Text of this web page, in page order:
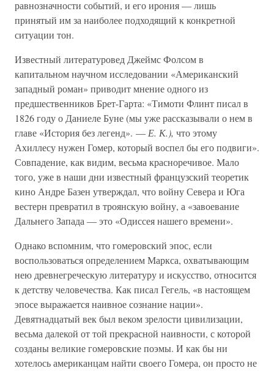
равнозначности событий, и его ирония — лишь
принятый им за наиболее подходящий к конкретной
ситуации тон.
Известный литературовед Джеймс Фолсом в
капитальном научном исследовании «Американский
западный роман» приводит мнение одного из
предшественников Брет-Гарта: «Тимоти Флинт писал в
1826 году о Даниеле Буне (мы уже рассказывали о нем в
главе «История без легенд». — Е. К.), что этому
Ахиллесу нужен Гомер, который воспел бы его подвиги».
Совпадение, как видим, весьма красноречивое. Мало
того, уже в наши дни известный французский теоретик
кино Андре Базен утверждал, что войну Севера и Юга
вестерн превратил в троянскую войну, а «завоевание
Дальнего Запада — это «Одиссея нашего времени».
Однако вспомним, что гомеровский эпос, если
воспользоваться определением Маркса, охватывающим
нею древнегреческую литературу и искусство, относится
к детству человечества. Как писал Гегель, «в настоящем
эпосе выражается наивное сознание нации».
Девятнадцатый век был веком зрелости цивилизации,
весьма далекой от той прекрасной наивности, с которой
созданы великие гомеровские поэмы. И как бы ни
хотелось американцам найти своего Гомера, он просто не